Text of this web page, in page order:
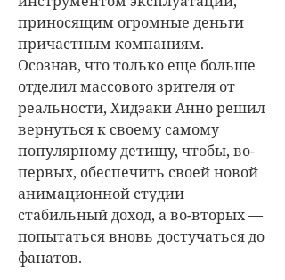
приносящим огромные деньги
причастным компаниям.
Осознав, что только еще больше
отделил массового зрителя от
реальности, Хидэаки Анно решил
вернуться к своему самому
популярному детищу, чтобы, во-
первых, обеспечить своей новой
анимационной студии
стабильный доход, а во-вторых —
попытаться вновь достучаться до
фанатов.